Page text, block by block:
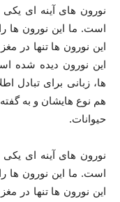
نورون های آینه ای
است. ما این نورون ها را
این نورون ها تنها در
این نورون دیده شده
ها، زبانی برای تبادل
هم نوع هایشان و به
حیوانات.
نورون های آینه ای
است. ما این نورون ها را
این نورون ها تنها در